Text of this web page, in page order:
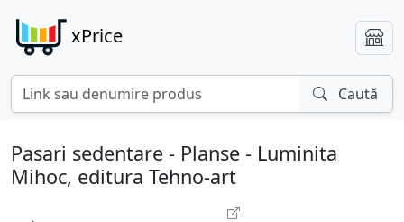
xPrice
Caută
Pasari sedentare - Planse - Luminita
Mihoc, editura Tehno-art